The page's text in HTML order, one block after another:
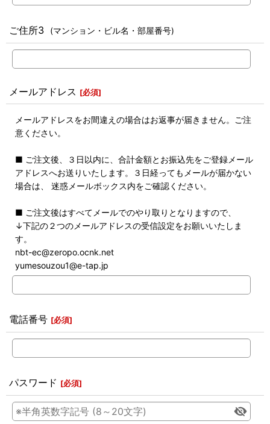
ご住所3 (マンション・ビル名・部屋番号)
メールアドレス [必須]
メールアドレスをお間違えの場合はお返事が届きません。ご注
意ください。
■ ご注文後、３日以内に、合計金額とお振込先をご登録メール
アドレスへお送りいたします。３日経ってもメールが届かない
場合は、 迷惑メールボックス内をご確認ください。
■ ご注文後はすべてメールでのやり取りとなりますので、
↓下記の２つのメールアドレスの受信設定をお願いいたしま
す。
nbt-ec@zeropo.ocnk.net
yumesouzou1@e-tap.jp
電話番号 [必須]
パスワード [必須]